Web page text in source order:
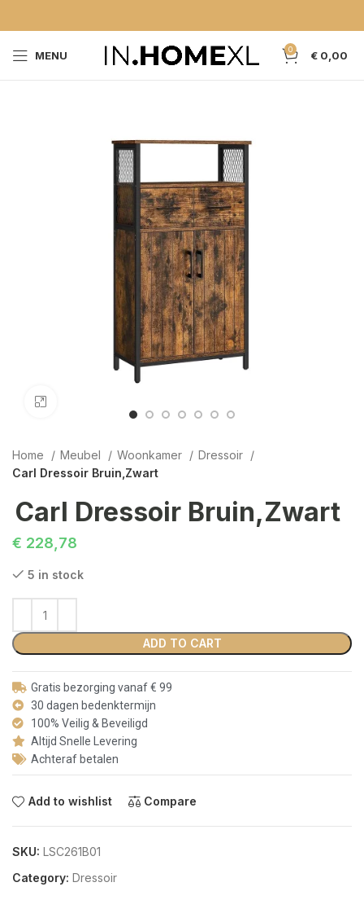
MENU 0 € 0,00
Home Meubel Woonkamer
Dressoir
Carl Dressoir Bruin,Zwart
Carl Dressoir Bruin,Zwart
€ 228,78
5 in stock
ADD TO CART
Gratis bezorging vanaf € 99
30 dagen bedenktermijn
100% Veilig & Beveiligd
Altijd Snelle Levering
Achteraf betalen
Add to wishlist Compare
SKU: LSC261B01
Category: Dressoir